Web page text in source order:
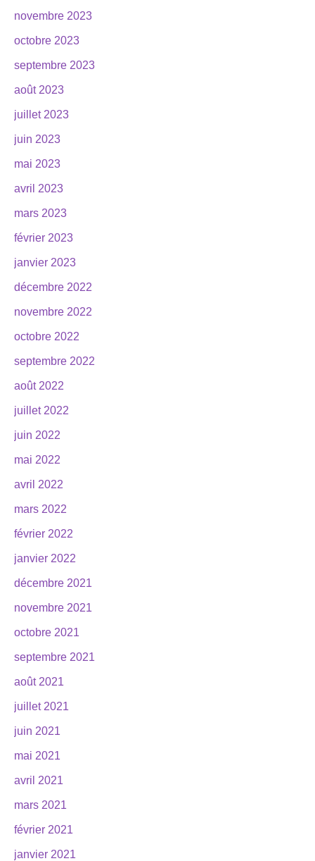
novembre 2023
octobre 2023
septembre 2023
août 2023
juillet 2023
juin 2023
mai 2023
avril 2023
mars 2023
février 2023
janvier 2023
décembre 2022
novembre 2022
octobre 2022
septembre 2022
août 2022
juillet 2022
juin 2022
mai 2022
avril 2022
mars 2022
février 2022
janvier 2022
décembre 2021
novembre 2021
octobre 2021
septembre 2021
août 2021
juillet 2021
juin 2021
mai 2021
avril 2021
mars 2021
février 2021
janvier 2021